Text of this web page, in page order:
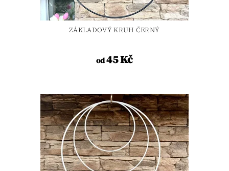
ZÁKLADOVÝ KRUH ČERNÝ
od45 Kč